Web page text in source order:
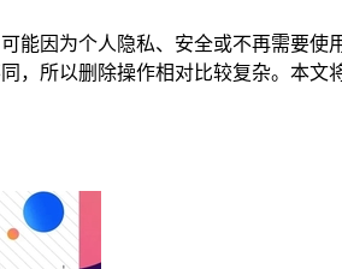
能因为个人隐私、安全或不再需要使
，所以删除操作相对比较复杂。本文